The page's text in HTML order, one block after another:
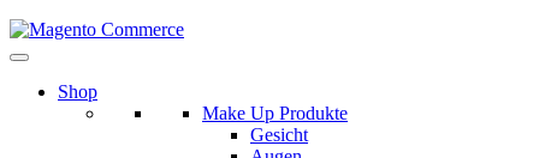
Shop
Make Up Produkte
Gesicht